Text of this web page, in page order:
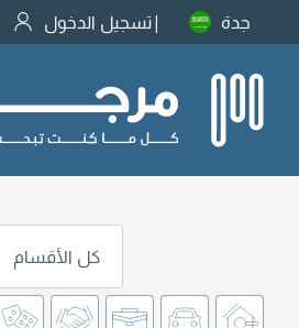
جدة تسجيل الدخول
كل الأقسام